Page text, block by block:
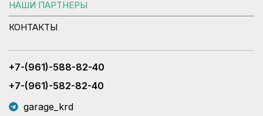
НАШИ ПАРТНЕРЫ
КОНТАКТЫ
+7-(961)-588-82-40
+7-(961)-582-82-40
garage_krd